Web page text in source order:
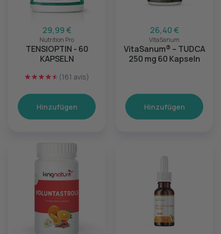
29,99 €
Nutrition Pro
TENSIOPTIN - 60
KAPSELN
(161 avis)
Hinzufügen
26,40 €
VitaSanum
VitaSanum® – TUDCA
250 mg 60 Kapseln
Hinzufügen